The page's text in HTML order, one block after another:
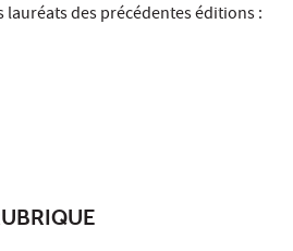
lauréats des précédentes éditions :